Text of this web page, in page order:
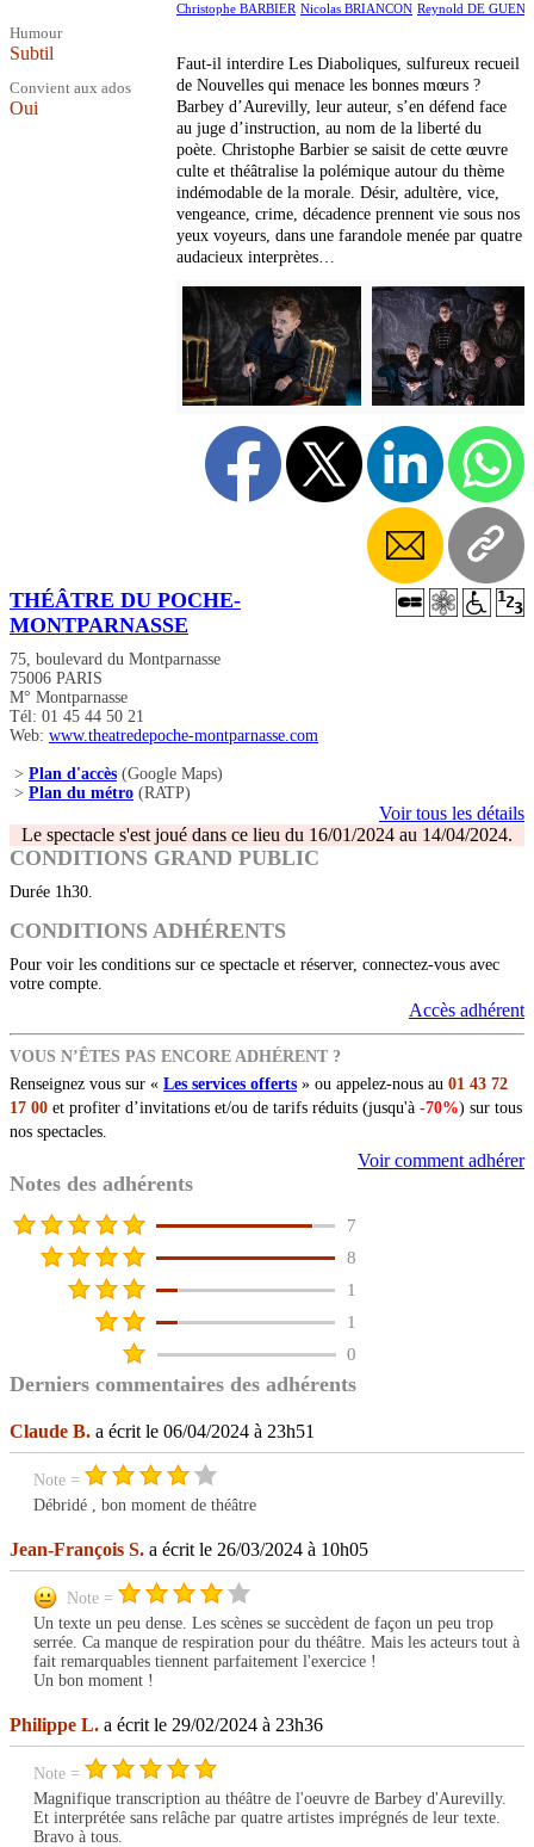
Humour
Subtil
Convient aux ados
Oui
Christophe BARBIER Nicolas BRIANCON Reynold DE
Faut-il interdire Les Diaboliques, sulfureux recueil
de Nouvelles qui menace les bonnes mœurs ?
Barbey d’Aurevilly, leur auteur, s’en défend face
au juge d’instruction, au nom de la liberté du
poète. Christophe Barbier se saisit de cette œuvre
culte et théâtralise la polémique autour du thème
indémodable de la morale. Désir, adultère, vice,
vengeance, crime, décadence prennent vie sous nos
yeux voyeurs, dans une farandole menée par quatre
audacieux interprètes…
THÉÂTRE DU POCHE-
MONTPARNASSE
75, boulevard du Montparnasse
75006 PARIS
M° Montparnasse
Tél: 01 45 44 50 21
Web: www.theatredepoche-montparnasse.com
> Plan d'accès (Google Maps)
> Plan du métro (RATP)
Voir tous les détails
Le spectacle s'est joué dans ce lieu du 16/01/2024 au 14/04/2024.
CONDITIONS GRAND PUBLIC
Durée 1h30.
CONDITIONS ADHÉRENTS
Pour voir les conditions sur ce spectacle et réserver, connectez-vous avec
votre compte.
Accès adhérent
VOUS N’ÊTES PAS ENCORE ADHÉRENT ?
Renseignez vous sur « Les services offerts » ou appelez-nous au 01 43 72
17 00 et profiter d’invitations et/ou de tarifs réduits (jusqu'à -70%) sur tous
nos spectacles.
Voir comment adhérer
Notes des adhérents
7
8
1
1
0
Derniers commentaires des adhérents
Claude B. a écrit le 06/04/2024 à 23h51
Note =
Débridé , bon moment de théâtre
Jean-François S. a écrit le 26/03/2024 à 10h05
Note =
Un texte un peu dense. Les scènes se succèdent de façon un peu trop
serrée. Ca manque de respiration pour du théâtre. Mais les acteurs tout à
fait remarquables tiennent parfaitement l'exercice !
Un bon moment !
Philippe L. a écrit le 29/02/2024 à 23h36
Note =
Magnifique transcription au théâtre de l'oeuvre de Barbey d'Aurevilly.
Et interprétée sans relâche par quatre artistes imprégnés de leur texte.
Bravo à tous.